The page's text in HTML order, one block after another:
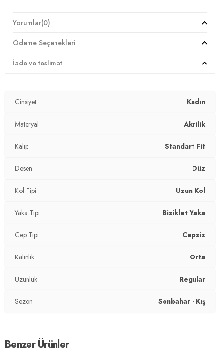
Giyim Tarzı: Günlük/Casual
Desen: Düz
Materyal:
Yaka Tipi:
Kol Tipi:
Cep Tipi:
Uzunluk:
Kalınlık:
Kalıp Bilgisi:
Yaş Grubu:
Yorumlar(0)
Ödeme Seçenekleri
İade ve teslimat
Cinsiyet Kadın
Materyal Akrilik
Kalıp Standart Fit
Desen Düz
Kol Tipi Uzun Kol
Yaka Tipi Bisiklet Yaka
Cep Tipi Cepsiz
Kalınlık Orta
Uzunluk Regular
Sezon Sonbahar - Kış
Benzer Ürünler